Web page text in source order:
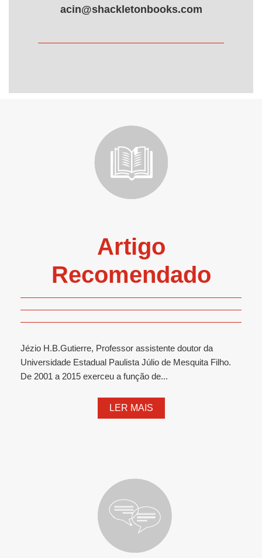
acin@shackletonbooks.com
Artigo
Recomendado
Jézio H.B.Gutierre, Professor assistente doutor da
Universidade Estadual Paulista Júlio de Mesquita Filho.
De 2001 a 2015 exerceu a função de...
LER MAIS